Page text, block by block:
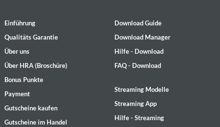
Einführung
Qualitäts Garantie
Über uns
Über HRA (Broschüre)
Bonus Punkte
Payment
Gutscheine kaufen
Gutscheine im Handel
Download Guide
Download Manager
Hilfe - Download
FAQ - Download
Streaming Modelle
Streaming App
Hilfe - Streaming